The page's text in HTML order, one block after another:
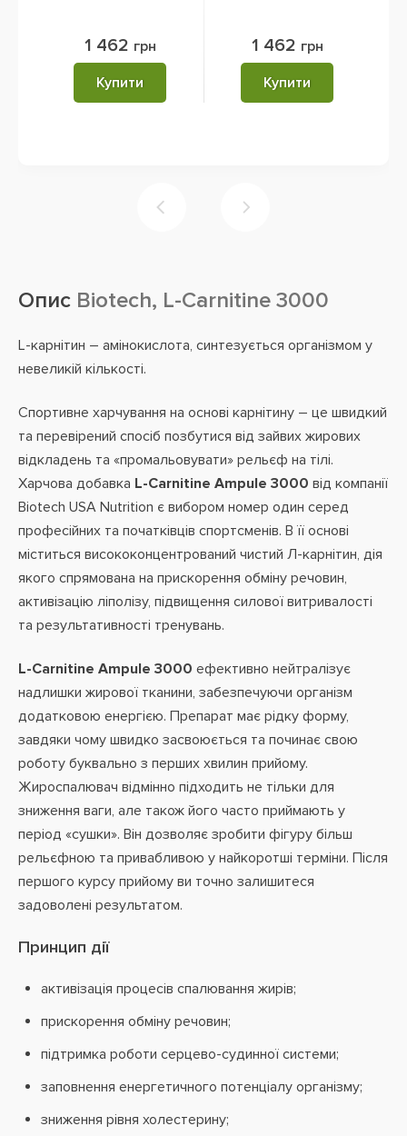
1 462 грн
Купити
1 462 грн
Купити
Опис Biotech, L-Carnitine 3000
L-карнітин – амінокислота, синтезується організмом у
невеликій кількості.
Спортивне харчування на основі карнітину – це швидкий
та перевірений спосіб позбутися від зайвих жирових
відкладень та «промальовувати» рельєф на тілі.
Харчова добавка L-Carnitine Ampule 3000 від компанії
Biotech USA Nutrition є вибором номер один серед
професійних та початківців спортсменів. В її основі
міститься висококонцентрований чистий Л-карнітин, дія
якого спрямована на прискорення обміну речовин,
активізацію ліполізу, підвищення силової витривалості
та результативності тренувань.
L-Carnitine Ampule 3000 ефективно нейтралізує
надлишки жирової тканини, забезпечуючи організм
додатковою енергією. Препарат має рідку форму,
завдяки чому швидко засвоюється та починає свою
роботу буквально з перших хвилин прийому.
Жироспалювач відмінно підходить не тільки для
зниження ваги, але також його часто приймають у
період «сушки». Він дозволяє зробити фігуру більш
рельєфною та привабливою у найкоротші терміни. Після
першого курсу прийому ви точно залишитеся
задоволені результатом.
Принцип дії
активізація процесів спалювання жирів;
прискорення обміну речовин;
підтримка роботи серцево-судинної системи;
заповнення енергетичного потенціалу організму;
зниження рівня холестерину;